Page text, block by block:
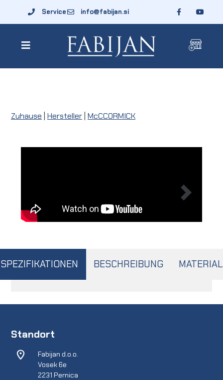
Service info@fabijan.si
Zuhause Hersteller McCCORMICK
SPEZIFIKATIONEN BESCHREIBUNG MATERIAL
Standort
Fabijan d.o.o.
Vosek 6e
2231 Pernica